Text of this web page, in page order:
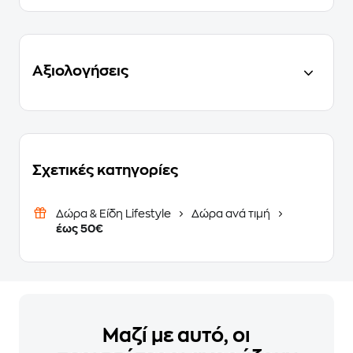
Αξιολογήσεις
Σχετικές κατηγορίες
Δώρα & Είδη Lifestyle
Δώρα ανά τιμή
έως 50€
Μαζί με αυτό, οι